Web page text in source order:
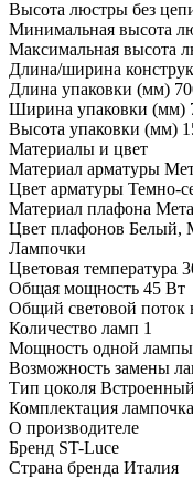
Высота люстры без
Минимальная высота
Максимальная высота
Длина/ширина
Длина упаковки (мм)
Ширина упаковки (мм)
Высота упаковки (мм)
Материалы и цвет
Материал арматуры
Цвет арматуры Темно-
Материал плафона
Цвет плафонов Белый,
Лампочки
Цветовая температура
Общая мощность 45 Вт
Общий световой поток
Количество ламп 1
Мощность одной
Возможность замены
Тип цоколя
Комплектация
О производителе
Бренд ST-Luce
Страна бренда Италия